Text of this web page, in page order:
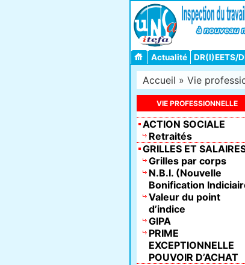
Actualité DR(I)EETS/
Accueil » Vie
VIE PROFESSIONNELLE
ACTION SOCIALE
Retraités
GRILLES ET
Grilles par corps
N.B.I. (Nouvelle
Bonification
Valeur du point
d’indice
GIPA
PRIME
EXCEPTIONNELLE
POUVOIR D’ACHAT